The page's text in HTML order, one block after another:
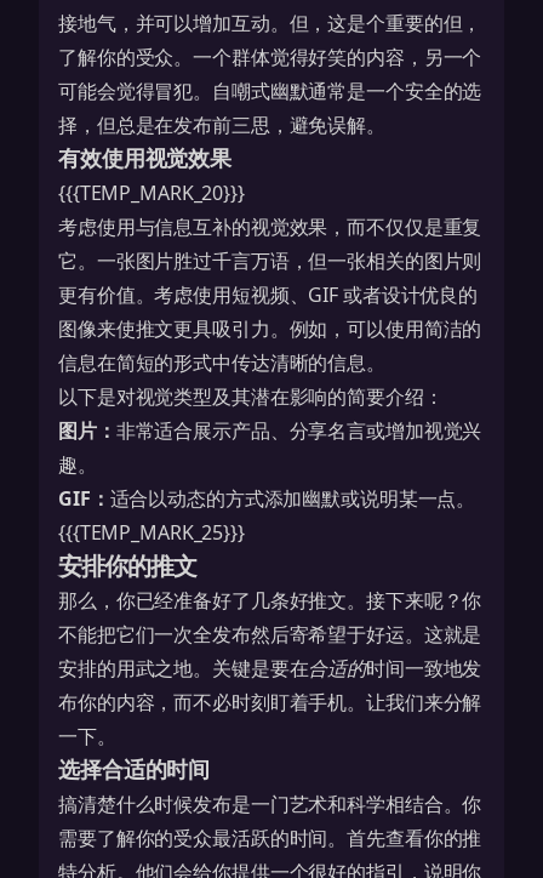
接地气，并可以增加互动。但，这是个重要的但，
了解你的受众。一个群体觉得好笑的内容，另一个
可能会觉得冒犯。自嘲式幽默通常是一个安全的选
择，但总是在发布前三思，避免误解。
有效使用视觉效果
{{{TEMP_MARK_20}}}
考虑使用与信息互补的视觉效果，而不仅仅是重复
它。一张图片胜过千言万语，但一张相关的图片则
更有价值。考虑使用短视频、GIF 或者设计优良的
图像来使推文更具吸引力。例如，可以使用简洁的
信息在简短的形式中传达清晰的信息。
以下是对视觉类型及其潜在影响的简要介绍：
图片： 非常适合展示产品、分享名言或增加视觉兴
趣。
GIF： 适合以动态的方式添加幽默或说明某一点。
{{{TEMP_MARK_25}}}
安排你的推文
那么，你已经准备好了几条好推文。接下来呢？你
不能把它们一次全发布然后寄希望于好运。这就是
安排的用武之地。关键是要在合适的时间一致地发
布你的内容，而不必时刻盯着手机。让我们来分解
一下。
选择合适的时间
搞清楚什么时候发布是一门艺术和科学相结合。你
需要了解你的受众最活跃的时间。首先查看你的推
特分析。他们会给你提供一个很好的指引，说明你